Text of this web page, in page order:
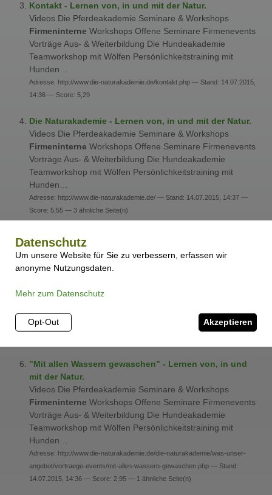
Kontakt - Lernen von, in und mit der Natur.
Videos Die Pferdeakademie Seminare & Workshops
Firmeninterne Workshops Offene Seminare Firmenevents
Vorträge Aus- & Weiterbildung Die Hundeakademie
Teamworkshop mit Wölfen Persönlichkeitstraining mit
Hunden…
Adresse: http://www.die-naturakademie.de/kontakt.php — Stand: 14.07.2015,
14:36 — Score: 5,29
Die Naturakademie - Lernen von, in und mit der Natur.
Videos Die Pferdeakademie Seminare & Workshops
Firmeninterne Workshops Offene Seminare Firmenevents
Vorträge Aus- & Weiterbildung Die Hundeakademie
Teamworkshop mit Wölfen Persönlichkeitstraining mit
Hunden…
Adresse: http://www.die-naturakademie.de/ — Stand: 14.07.2015, 14:37 —
Score: 5,55 — 3 ähnliche Seite(n)
Führung - Lernen von, in und mit der Natur.
Videos Die Pferdeakademie Seminare & Workshops
FirmeninterneWorkshops Offene Seminare Firmenevents
Vorträge Aus- & Weiterbildung Die Hundeakademie
Hunden…
Adresse: http://www.die-naturakademie.de/die-pferdeakademie/seminare-
workshops/firmeninterne-workshops/fuehrung.php — Stand: 14.07.2015,
"Mit allen Wassern gewaschen" - Lernen von, in und
mit der Natur.
Videos Die Pferdeakademie Seminare & Workshops
Firmeninterne Workshops Offene Seminare Firmenevents
Vorträge Aus- & Weiterbildung Die Hundeakademie
Teamworkshop mit Wölfen Persönlichkeitstraining mit
Hunden…
Adresse: http://www.die-naturakademie.de/die-naturakademie/was-unser-
angebot/vortraege-events/mit-allen-wassern-gewaschen.php — Stand:
14.07.2015, 14:36 — Score: 2,95 — 1 ähnliche Seite(n)
Datenschutz
Um unsere Website für Sie zu verbessern, erfassen wir
anonyme Nutzungsdaten.
Mehr zum Datenschutz
Opt-Out Akzeptieren